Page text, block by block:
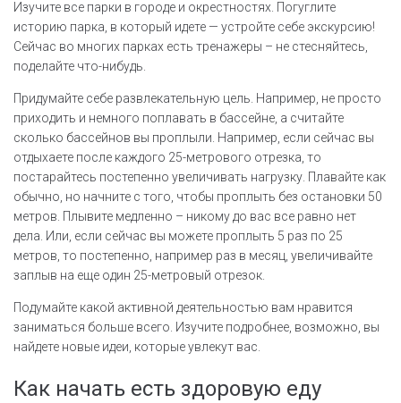
Изучите все парки в городе и окрестностях. Погуглите
историю парка, в который идете — устройте себе экскурсию!
Сейчас во многих парках есть тренажеры – не стесняйтесь,
поделайте что-нибудь.
Придумайте себе развлекательную цель. Например, не просто
приходить и немного поплавать в бассейне, а считайте
сколько бассейнов вы проплыли. Например, если сейчас вы
отдыхаете после каждого 25-метрового отрезка, то
постарайтесь постепенно увеличивать нагрузку. Плавайте как
обычно, но начните с того, чтобы проплыть без остановки 50
метров. Плывите медленно – никому до вас все равно нет
дела. Или, если сейчас вы можете проплыть 5 раз по 25
метров, то постепенно, например раз в месяц, увеличивайте
заплыв на еще один 25-метровый отрезок.
Подумайте какой активной деятельностью вам нравится
заниматься больше всего. Изучите подробнее, возможно, вы
найдете новые идеи, которые увлекут вас.
Как начать есть здоровую еду